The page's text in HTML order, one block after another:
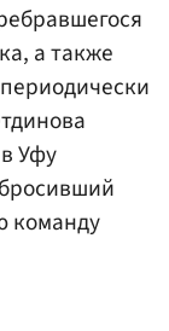
, а также
Уфу
команду